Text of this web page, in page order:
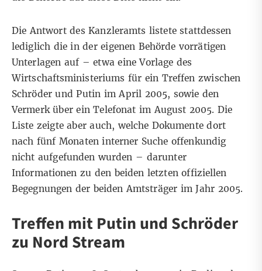
Die Antwort des Kanzleramts listete stattdessen
lediglich die in der eigenen Behörde vorrätigen
Unterlagen auf – etwa eine Vorlage des
Wirtschaftsministeriums für ein Treffen zwischen
Schröder und Putin im April 2005, sowie den
Vermerk über ein Telefonat im August 2005. Die
Liste zeigte aber auch, welche Dokumente dort
nach fünf Monaten interner Suche offenkundig
nicht aufgefunden wurden – darunter
Informationen zu den beiden letzten offiziellen
Begegnungen der beiden Amtsträger im Jahr 2005.
Treffen mit Putin und Schröder
zu Nord Stream